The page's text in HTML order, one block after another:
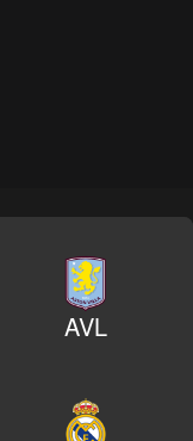
AVL